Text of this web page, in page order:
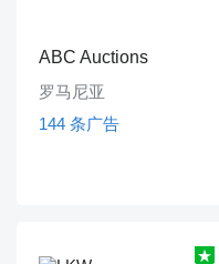
ABC Auctions
罗马尼亚
144 条广告